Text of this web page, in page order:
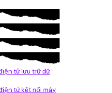
tử lưu trữ dữ
tử kết nối máy